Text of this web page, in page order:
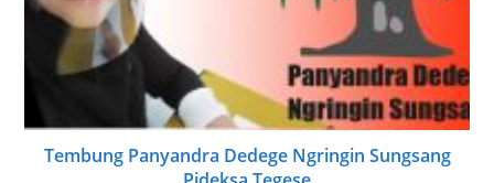
Tembung Panyandra Dedege Ngringin Sungsang